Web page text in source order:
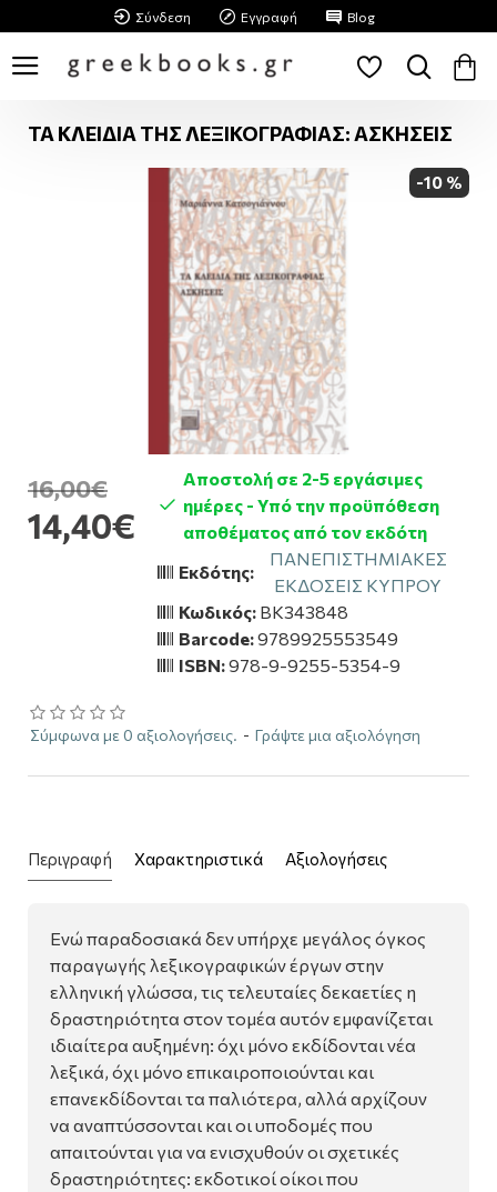
Σύνδεση Εγγραφή Blog
ΤΑ ΚΛΕΙΔΙΑ ΤΗΣ ΛΕΞΙΚΟΓΡΑΦΙΑΣ: ΑΣΚΗΣΕΙΣ
-10 %
Σύμφωνα με 0 αξιολογήσεις. - Γράψτε μια αξιολόγηση
14,40€
16,00€
Αποστολή σε 2-5 εργάσιμες
ημέρες - Υπό την προϋπόθεση
αποθέματος από τον εκδότη
Εκδότης:
ΠΑΝΕΠΙΣΤΗΜΙΑΚΕΣ
ΕΚΔΟΣΕΙΣ ΚΥΠΡΟΥ
Κωδικός: BK343848
Barcode:9789925553549
ISBN:978-9-9255-5354-9
Περιγραφή Χαρακτηριστικά Αξιολογήσεις
Ενώ παραδοσιακά δεν υπήρχε μεγάλος όγκος
παραγωγής λεξικογραφικών έργων στην
ελληνική γλώσσα, τις τελευταίες δεκαετίες η
δραστη­ριότητα στον τομέα αυτόν εμφανίζεται
ιδιαίτερα αυξημένη: όχι μόνο εκδίδονται νέα
λεξικά, όχι μόνο επικαιροποιούνται και
επανεκδίδονται τα παλιότερα, αλλά αρχίζουν
να αναπτύσσονται και οι υποδομές που
απαιτούνται για να ενισχυθούν οι σχετικές
δραστηριότητες: εκδοτικοί οίκοι που